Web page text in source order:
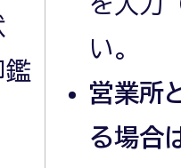
鑑
い。
営業所
る場合